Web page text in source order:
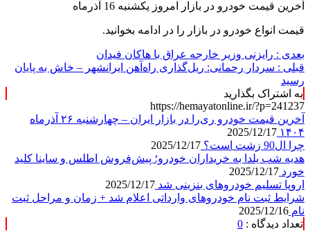
آخرین قیمت خودرو در بازار امروز یکشنبه 16 آذرماه
قیمت انواع خودرو در بازار را در ادامه بخوانید.
بعدی : رایزنی وزیر خارجه عراق با هاکان فیدان
قبلی : سردار رحمانی: ریل‌گذاری راه‌آهن ایرانشهر – خاش به پایان
رسید
به اشتراک بگذارید
https://hemayatonline.ir/?p=241237
آخرین قیمت خودرو ری‌را در بازار ایران – چهارشنبه ۲۶ آذرماه
۱۴۰۴ 2025/12/17
چرا ال90 زشت است؟
2025/12/17
هدیه شب یلدا به خریداران خودرو؛ پیش‌فروش اطلس و ساینا کلید
خورد 2025/12/17
اروپا تسلیم خودروهای بنزینی شد 2025/12/17
شرایط ثبت نام خودروهای وارداتی اعلام شد + زمان و مراحل ثبت
نام 2025/12/16
تعداد دیدگاه : 0